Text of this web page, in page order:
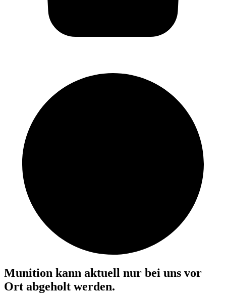
Munition kann aktuell nur bei uns vor
Ort abgeholt werden.